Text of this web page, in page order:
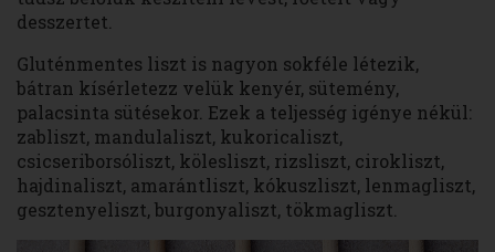
desszertet.
Gluténmentes liszt is nagyon sokféle létezik,
bátran kísérletezz velük kenyér, sütemény,
palacsinta sütésekor. Ezek a teljesség igénye nékül:
zabliszt, mandulaliszt, kukoricaliszt,
csicseriborsóliszt, kölesliszt, rizsliszt, cirokliszt,
hajdinaliszt, amarántliszt, kókuszliszt, lenmagliszt,
gesztenyeliszt, burgonyaliszt, tökmagliszt.